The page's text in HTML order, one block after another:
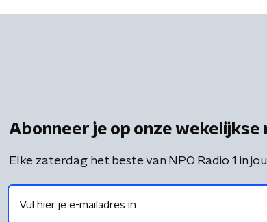
Abonneer je op onze
Elke zaterdag het beste van NPO Radio 1 in